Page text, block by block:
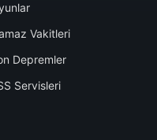
Vakitleri
Depremler
Servisleri